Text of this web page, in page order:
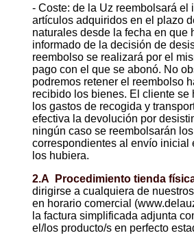
- Coste: de la Uz reembolsará el
artículos adquiridos en el plazo
naturales desde la fecha en que
informado de la decisión de
reembolso se realizará por el
pago con el que se abonó. No
podremos retener el reembolso
recibido los bienes. El cliente se
los gastos de recogida y
efectiva la devolución por
ningún caso se reembolsarán
correspondientes al envío inicial
los hubiera.
2.A Procedimiento tienda
dirigirse a cualquiera de
en horario comercial
la factura simplificada adjunta
el/los producto/s en perfecto